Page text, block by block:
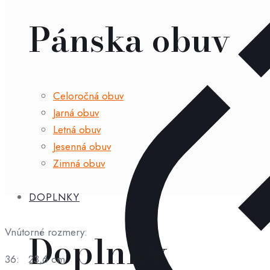
Pánska obuv
Celoročná obuv
Jarná obuv
Letná obuv
Jesenná obuv
Zimná obuv
DOPLNKY
Doplnky
Vnútorné rozmery:
36: 23,6 cm